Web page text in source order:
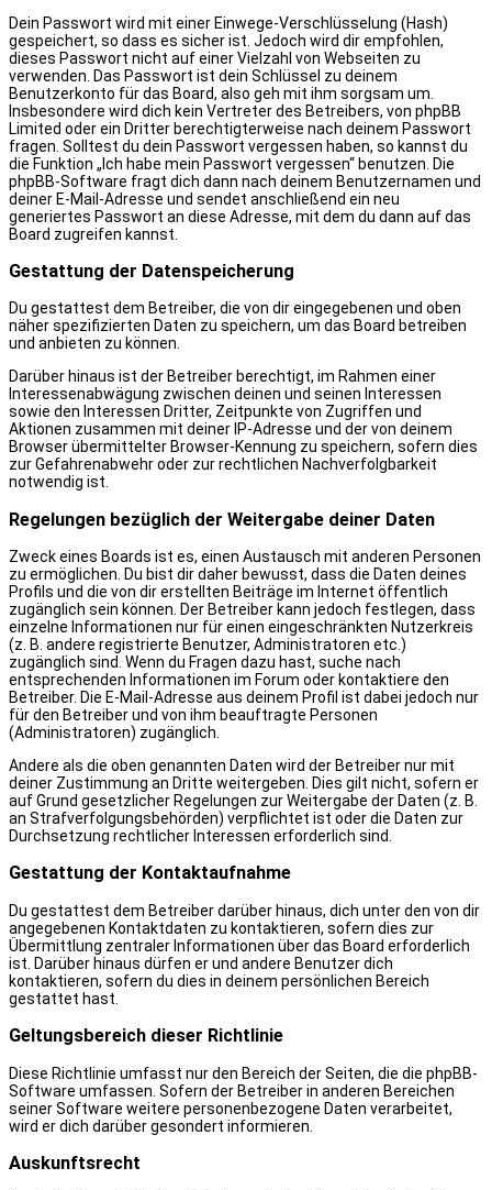
Dein Passwort wird mit einer Einwege-Verschlüsselung (Hash)
gespeichert, so dass es sicher ist. Jedoch wird dir empfohlen,
dieses Passwort nicht auf einer Vielzahl von Webseiten zu
verwenden. Das Passwort ist dein Schlüssel zu deinem
Benutzerkonto für das Board, also geh mit ihm sorgsam um.
Insbesondere wird dich kein Vertreter des Betreibers, von phpBB
Limited oder ein Dritter berechtigterweise nach deinem Passwort
fragen. Solltest du dein Passwort vergessen haben, so kannst du
die Funktion „Ich habe mein Passwort vergessen“ benutzen. Die
phpBB-Software fragt dich dann nach deinem Benutzernamen und
deiner E-Mail-Adresse und sendet anschließend ein neu
generiertes Passwort an diese Adresse, mit dem du dann auf das
Board zugreifen kannst.
Gestattung der Datenspeicherung
Du gestattest dem Betreiber, die von dir eingegebenen und oben
näher spezifizierten Daten zu speichern, um das Board betreiben
und anbieten zu können.
Darüber hinaus ist der Betreiber berechtigt, im Rahmen einer
Interessenabwägung zwischen deinen und seinen Interessen
sowie den Interessen Dritter, Zeitpunkte von Zugriffen und
Aktionen zusammen mit deiner IP-Adresse und der von deinem
Browser übermittelter Browser-Kennung zu speichern, sofern dies
zur Gefahrenabwehr oder zur rechtlichen Nachverfolgbarkeit
notwendig ist.
Regelungen bezüglich der Weitergabe deiner Daten
Zweck eines Boards ist es, einen Austausch mit anderen Personen
zu ermöglichen. Du bist dir daher bewusst, dass die Daten deines
Profils und die von dir erstellten Beiträge im Internet öffentlich
zugänglich sein können. Der Betreiber kann jedoch festlegen, dass
einzelne Informationen nur für einen eingeschränkten Nutzerkreis
(z. B. andere registrierte Benutzer, Administratoren etc.)
zugänglich sind. Wenn du Fragen dazu hast, suche nach
entsprechenden Informationen im Forum oder kontaktiere den
Betreiber. Die E-Mail-Adresse aus deinem Profil ist dabei jedoch nur
für den Betreiber und von ihm beauftragte Personen
(Administratoren) zugänglich.
Andere als die oben genannten Daten wird der Betreiber nur mit
deiner Zustimmung an Dritte weitergeben. Dies gilt nicht, sofern er
auf Grund gesetzlicher Regelungen zur Weitergabe der Daten (z. B.
an Strafverfolgungsbehörden) verpflichtet ist oder die Daten zur
Durchsetzung rechtlicher Interessen erforderlich sind.
Gestattung der Kontaktaufnahme
Du gestattest dem Betreiber darüber hinaus, dich unter den von dir
angegebenen Kontaktdaten zu kontaktieren, sofern dies zur
Übermittlung zentraler Informationen über das Board erforderlich
ist. Darüber hinaus dürfen er und andere Benutzer dich
kontaktieren, sofern du dies in deinem persönlichen Bereich
gestattet hast.
Geltungsbereich dieser Richtlinie
Diese Richtlinie umfasst nur den Bereich der Seiten, die die phpBB-
Software umfassen. Sofern der Betreiber in anderen Bereichen
seiner Software weitere personenbezogene Daten verarbeitet,
wird er dich darüber gesondert informieren.
Auskunftsrecht